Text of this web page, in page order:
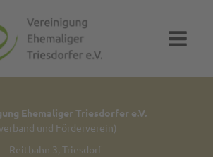
Ehemaliger Triesdorfer e.V.
und Förderverein)
Reitbahn 3, Triesdorf